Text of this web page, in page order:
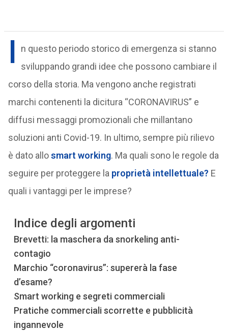
I
n questo periodo storico di emergenza si stanno
sviluppando grandi idee che possono cambiare il
corso della storia. Ma vengono anche registrati
marchi contenenti la dicitura “CORONAVIRUS” e
diffusi messaggi promozionali che millantano
soluzioni anti Covid-19. In ultimo, sempre più rilievo
è dato allosmart working. Ma quali sono le regole da
seguire per proteggere la proprietà intellettuale? E
quali i vantaggi per le imprese?
Indice degli argomenti
Brevetti: la maschera da snorkeling anti-
contagio
Marchio “coronavirus”: supererà la fase
d’esame?
Smart working e segreti commerciali
Pratiche commerciali scorrette e pubblicità
ingannevole